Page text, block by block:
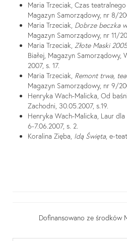
Maria Trzeciak, Czas
Magazyn Samorządowy, nr 8/
Maria Trzeciak, Dobrze beczka
Magazyn Samorządowy, nr 11/
Maria Trzeciak, Złote Maski
Białej, Magazyn Samorządowy,
2007, s. 17.
Maria Trzeciak, Remont trwa,
Magazyn Samorządowy, nr 9/
Henryka Wach-Malicka, Od
Zachodni, 30.05.2007, s.19.
Henryka Wach-Malicka, Laur
6-7.06.2007, s. 2.
Koralina Zięba, Idą Święta, e-
Dofinansowano ze środków